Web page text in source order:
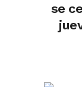
se